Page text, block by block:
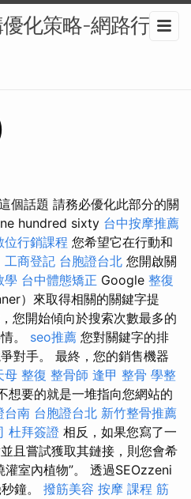
化策略-網路行銷
個話題 請務必優化此部分的關
hundred sixty 台中按摩推薦
位行銷課程 您希望它在行動和
工商登記 台胞證台北 您開啟關
學 台中體態矯正 Google 整復
）來取得相關的關鍵字提
您開始傾向於搜索次數最多的
。 seo推薦 您對關鍵字的排
對手。 最終，您的銷售機器
母 整復 整骨師 逢甲 整骨 學整
想要的就是一堆指向您網站的
台南 台胞證台北 新竹整骨推薦
杜拜簽證 相反，如果您寫了一
且嘗試獲取其鏈接，則您會希
室內植物”。 透過SEOzzeni
鐘。 撥筋美容 按摩 課程 筋